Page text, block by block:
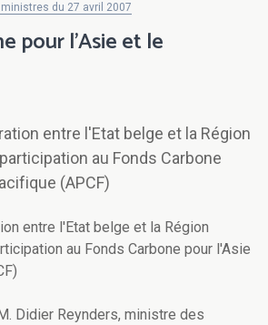
du 27 avril 2007
pour l'Asie et le
entre l'Etat belge et la Région
au Fonds Carbone
(APCF)
entre l'Etat belge et la Région
au Fonds Carbone pour l'Asie
Didier Reynders, ministre des